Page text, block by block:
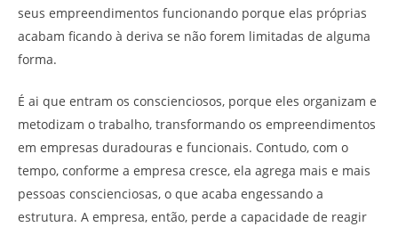
seus empreendimentos funcionando porque elas próprias
acabam ficando à deriva se não forem limitadas de alguma
forma.
É ai que entram os conscienciosos, porque eles organizam e
metodizam o trabalho, transformando os empreendimentos
em empresas duradouras e funcionais. Contudo, com o
tempo, conforme a empresa cresce, ela agrega mais e mais
pessoas conscienciosas, o que acaba engessando a
estrutura. A empresa, então, perde a capacidade de reagir